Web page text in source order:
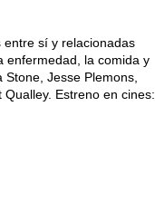
sí y relacionadas
enfermedad, la comida y
Jesse Plemons,
Estreno en cines: